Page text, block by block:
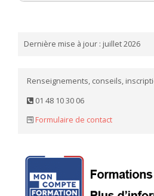
Dernière mise à jour : juillet 2026
Renseignements, conseils,
01 48 10 30 06
Formulaire de contact